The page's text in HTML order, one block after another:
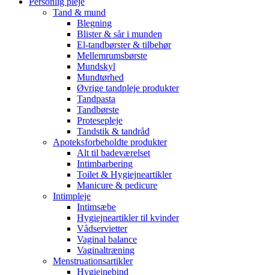
Tand & mund
Blegning
Blister & sår i munden
El-tandbørster & tilbehør
Mellemrumsbørste
Mundskyl
Mundtørhed
Øvrige tandpleje produkter
Tandpasta
Tandbørste
Protesepleje
Tandstik & tandråd
Apoteksforbeholdte produkter
Alt til badeværelset
Intimbarbering
Toilet & Hygiejneartikler
Manicure & pedicure
Intimpleje
Intimsæbe
Hygiejneartikler til kvinder
Vådservietter
Vaginal balance
Vaginaltræning
Menstruationsartikler
Hygiejnebind